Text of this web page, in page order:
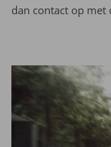
dan contact op met